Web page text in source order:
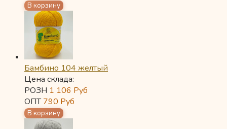
Бамбино 104 желтый
Цена склада:
РОЗН 1 106 Руб
ОПТ790 Руб